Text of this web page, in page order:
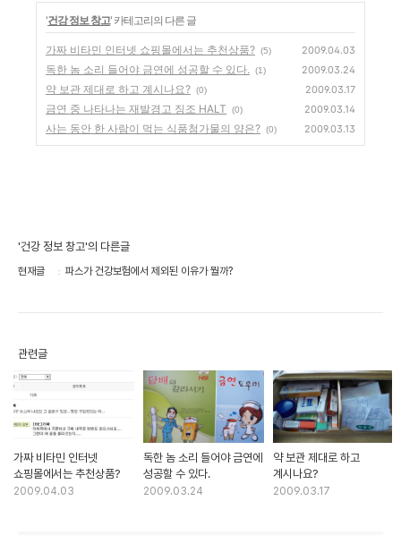
'건강 정보 창고' 카테고리의 다른 글
가짜 비타민 인터넷 쇼핑몰에서는 추천상품? (5) 2009.04.03
독한 놈 소리 들어야 금연에 성공할 수 있다. (1) 2009.03.24
약 보관 제대로 하고 계시나요? (0) 2009.03.17
금연 중 나타나는 재발경고 징조 HALT (0) 2009.03.14
사는 동안 한 사람이 먹는 식품첨가물의 양은? (0) 2009.03.13
'건강 정보 창고'의 다른글
현재글 파스가 건강보험에서 제외된 이유가 뭘까?
관련글
가짜 비타민 인터넷
쇼핑몰에서는 추천상품?
2009.04.03
독한 놈 소리 들어야 금연에
성공할 수 있다.
2009.03.24
약 보관 제대로 하고
계시나요?
2009.03.17